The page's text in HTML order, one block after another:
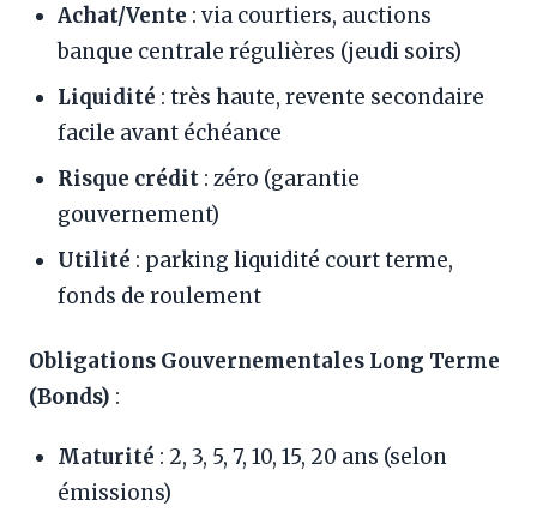
Achat/Vente : via courtiers, auctions
banque centrale régulières (jeudi soirs)
Liquidité : très haute, revente secondaire
facile avant échéance
Risque crédit : zéro (garantie
gouvernement)
Utilité : parking liquidité court terme,
fonds de roulement
Obligations Gouvernementales Long Terme
(Bonds) :
Maturité : 2, 3, 5, 7, 10, 15, 20 ans (selon
émissions)